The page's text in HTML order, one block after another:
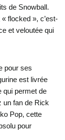
de Snowball.
flocked », c’est-
et veloutée qui
pour ses
est livrée
qui permet de
un fan de Rick
Pop, cette
pour